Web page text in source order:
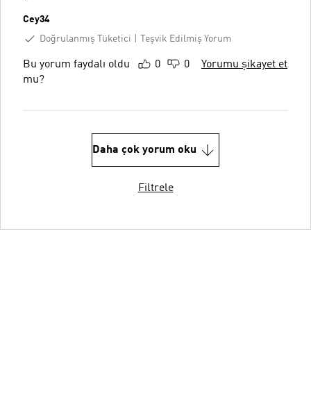
Cey34
Doğrulanmış Tüketici
Teşvik Edilmiş Yorum
Bu yorum faydalı oldu
mu?
0 0 Yorumu şikayet et
Daha çok yorum oku
Filtrele